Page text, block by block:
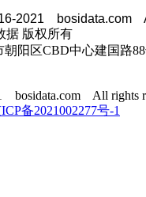
2021 bosidata.com
据 版权所有
朝阳区CBD中心建国路
bosidata.com All rights
备2021002277号-1